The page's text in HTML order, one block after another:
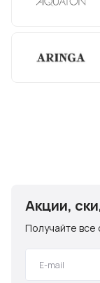
Акции,
Получайте